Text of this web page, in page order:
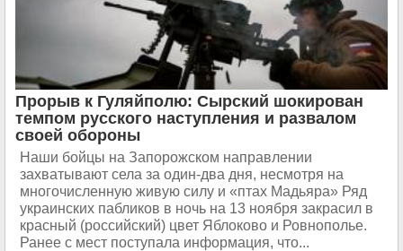
Прорыв к Гуляйполю: Сырский шокирован
темпом русского наступления и развалом
своей обороны
Наши бойцы на Запорожском направлении
захватывают села за один-два дня, несмотря на
многочисленную живую силу и «птах Мадьяра» Ряд
украинских пабликов в ночь на 13 ноября закрасил в
красный (российский) цвет Яблоково и Ровнополье.
Ранее с мест поступала информация, что...